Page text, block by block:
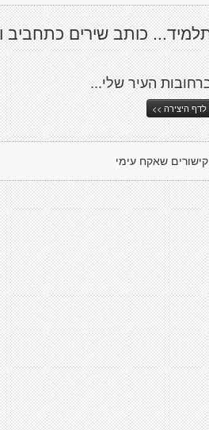
כותב שירים כתחביב
העיר שלי...
לדף היצירה >>
קישורים שאקח עימי